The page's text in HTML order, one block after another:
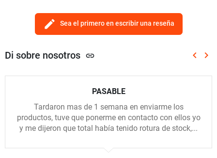
edit Sea el primero en escribir una reseña
Di sobre nosotros link keyboard_arrow_left keyboard_arrow_right
PASABLE
Tardaron mas de 1 semana en enviarme los
productos, tuve que ponerme en contacto con ellos yo
y me dijeron que total había tenido rotura de stock,...